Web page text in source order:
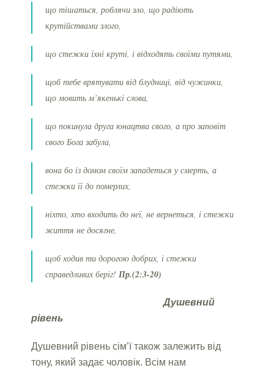
що тішаться, роблячи зло, що радіють
крутійствами злого,
що стежки їхні круті, і відходять своїми путями,
щоб тебе врятувати від блудниці, від чужинки,
що мовить м’якенькі слова,
що покинула друга юнацтва свого, а про заповіт
свого Бога забула,
вона бо із домом своїм западеться у смерть, а
стежки її до померлих,
ніхто, хто входить до неї, не вернеться, і стежки
життя не досягне,
щоб ходив ти дорогою добрих, і стежки
справедливих беріг! Пр.(2:3-20)
Душевний
рівень
Душевний рівень сім’ї також залежить від
тону, який задає чоловік. Всім нам